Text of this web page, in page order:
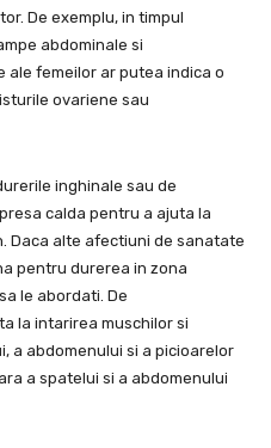
De exemplu, in timpul
abdominale si
ale femeilor ar putea indica o
ovariene sau
inghinale sau de
calda pentru a ajuta la
Daca alte afectiuni de sanatate
pentru durerea in zona
le abordati. De
la intarirea muschilor si
a abdomenului si a picioarelor
a spatelui si a abdomenului